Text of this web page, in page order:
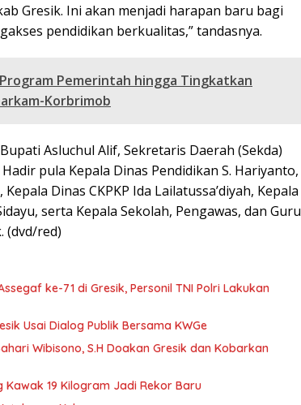
Gresik. Ini akan menjadi harapan baru bagi
pendidikan berkualitas,” tandasnya.
Pemerintah hingga Tingkatkan
Korbrimob
Asluchul Alif, Sekretaris Daerah (Sekda)
pula Kepala Dinas Pendidikan S. Hariyanto,
Dinas CKPKP Ida Lailatussa’diyah, Kepala
serta Kepala Sekolah, Pengawas, dan Guru
(dvd/red)
ke-71 di Gresik, Personil TNI Polri Lakukan
Usai Dialog Publik Bersama KWGe
Wibisono, S.H Doakan Gresik dan Kobarkan
Kawak 19 Kilogram Jadi Rekor Baru